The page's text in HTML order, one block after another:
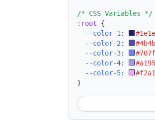
/* CSS Variables */
:root {
--color-1 :
--color-2 :
--color-3:
--color-4:
--color-5:
}